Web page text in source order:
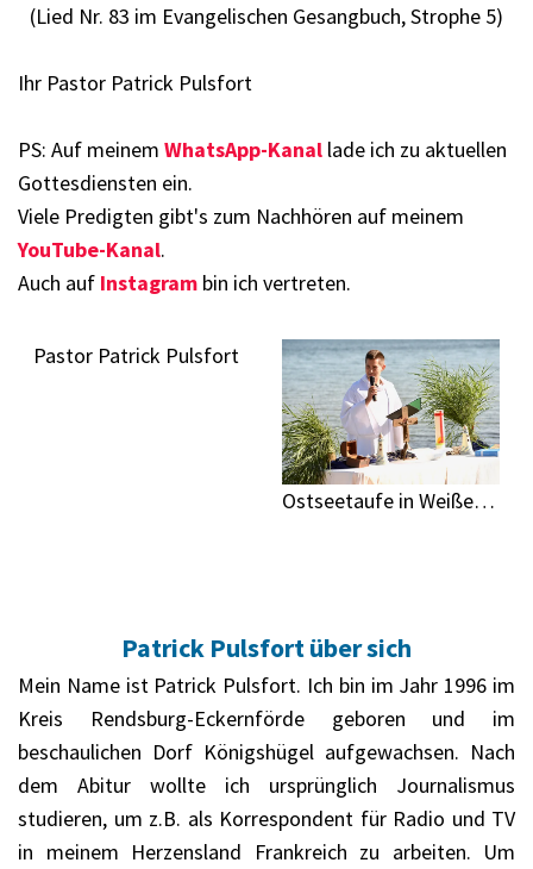
(Lied Nr. 83 im Evangelischen Gesangbuch, Strophe 5)
Ihr Pastor Patrick Pulsfort
PS: Auf meinem WhatsApp-Kanal lade ich zu aktuellen
Gottesdiensten ein.
Viele Predigten gibt's zum Nachhören auf meinem
YouTube-Kanal.
Auch auf Instagram bin ich vertreten.
Pastor Patrick Pulsfort
Ostseetaufe in Weißenhaus
Patrick Pulsfort über sich
Mein Name ist Patrick Pulsfort. Ich bin im Jahr 1996 im
Kreis Rendsburg-Eckernförde geboren und im
beschaulichen Dorf Königshügel aufgewachsen. Nach
dem Abitur wollte ich ursprünglich Journalismus
studieren, um z.B. als Korrespondent für Radio und TV
in meinem Herzensland Frankreich zu arbeiten. Um